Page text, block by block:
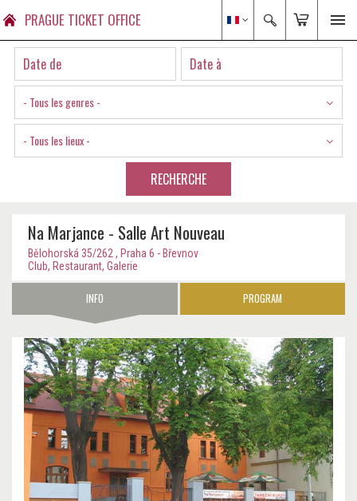
PRAGUE TICKET OFFICE
- Tous les genres -
- Tous les lieux -
RECHERCHE
Na Marjance - Salle Art Nouveau
Bělohorská 35/262 , Praha 6 - Břevnov
Club, Restaurant, Galerie
INFO PROGRAM